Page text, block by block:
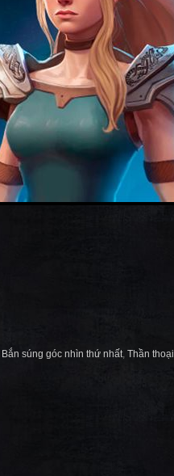
Bắn súng góc nhìn thứ nhất, Thần thoại